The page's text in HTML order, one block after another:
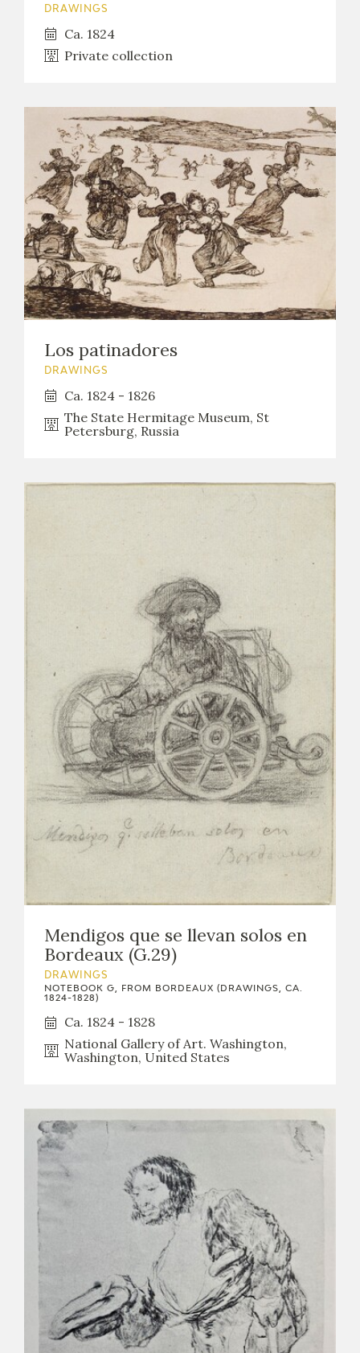
DRAWINGS
Ca. 1824
Private collection
Los patinadores
DRAWINGS
Ca. 1824 - 1826
The State Hermitage Museum, St
Petersburg, Russia
Mendigos que se llevan solos en
Bordeaux (G.29)
DRAWINGS
NOTEBOOK G, FROM BORDEAUX (DRAWINGS, CA.
1824-1828)
Ca. 1824 - 1828
National Gallery of Art. Washington,
Washington, United States